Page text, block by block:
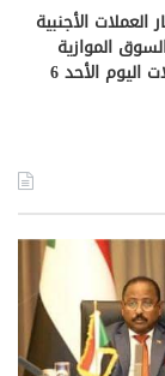
الأجنبية
الموازية
والبنوك السودانية في تعاملات اليوم الأحد 6